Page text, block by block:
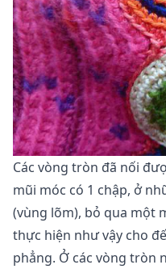
Các vòng tròn đã nối
mũi móc có 1 chập, ở
(vùng lõm), bỏ qua một
thực hiện như vậy cho
phẳng. Ở các vòng tròn